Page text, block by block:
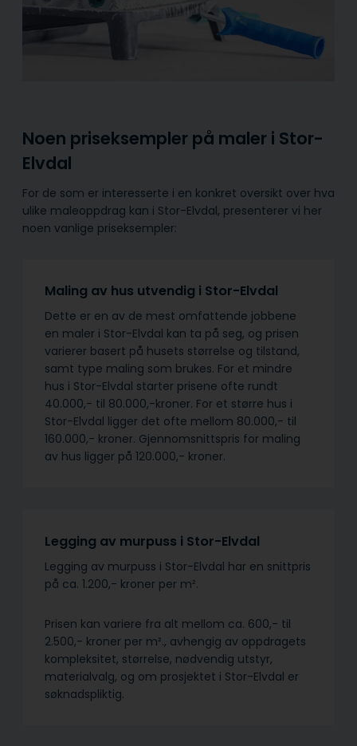
Noen priseksempler på maler i Stor-
Elvdal
For de som er interesserte i en konkret oversikt over hva
ulike maleoppdrag kan i Stor-Elvdal, presenterer vi her
noen vanlige priseksempler:
Maling av hus utvendig i Stor-Elvdal
Dette er en av de mest omfattende jobbene
en maler i Stor-Elvdal kan ta på seg, og prisen
varierer basert på husets størrelse og tilstand,
samt type maling som brukes. For et mindre
hus i Stor-Elvdal starter prisene ofte rundt
40.000,- til 80.000,-kroner. For et større hus i
Stor-Elvdal ligger det ofte mellom 80.000,- til
160.000,- kroner. Gjennomsnittspris for maling
av hus ligger på 120.000,- kroner.
Legging av murpuss i Stor-Elvdal
Legging av murpuss i Stor-Elvdal har en snittpris
på ca. 1.200,- kroner per m².
Prisen kan variere fra alt mellom ca. 600,- til
2.500,- kroner per m²., avhengig av oppdragets
kompleksitet, størrelse, nødvendig utstyr,
materialvalg, og om prosjektet i Stor-Elvdal er
søknadspliktig.